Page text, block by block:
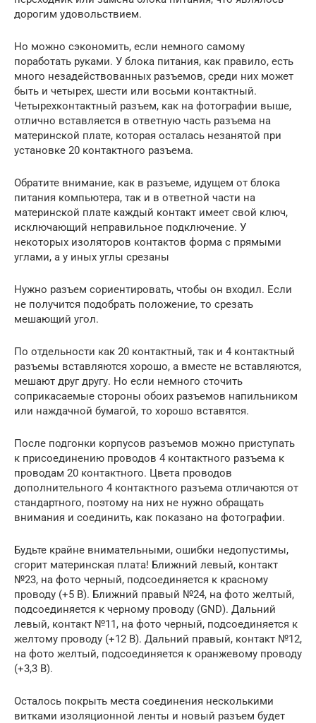
дорогим удовольствием.
Но можно сэкономить, если немного самому
поработать руками. У блока питания, как правило, есть
много незадействованных разъемов, среди них может
быть и четырех, шести или восьми контактный.
Четырехконтактный разъем, как на фотографии выше,
отлично вставляется в ответную часть разъема на
материнской плате, которая осталась незанятой при
установке 20 контактного разъема.
Обратите внимание, как в разъеме, идущем от блока
питания компьютера, так и в ответной части на
материнской плате каждый контакт имеет свой ключ,
исключающий неправильное подключение. У
некоторых изоляторов контактов форма с прямыми
углами, а у иных углы срезаны
Нужно разъем сориентировать, чтобы он входил. Если
не получится подобрать положение, то срезать
мешающий угол.
По отдельности как 20 контактный, так и 4 контактный
разъемы вставляются хорошо, а вместе не вставляются,
мешают друг другу. Но если немного сточить
соприкасаемые стороны обоих разъемов напильником
или наждачной бумагой, то хорошо вставятся.
После подгонки корпусов разъемов можно приступать
к присоединению проводов 4 контактного разъема к
проводам 20 контактного. Цвета проводов
дополнительного 4 контактного разъема отличаются от
стандартного, поэтому на них не нужно обращать
внимания и соединить, как показано на фотографии.
Будьте крайне внимательными, ошибки недопустимы,
сгорит материнская плата! Ближний левый, контакт
№23, на фото черный, подсоединяется к красному
проводу (+5 В). Ближний правый №24, на фото желтый,
подсоединяется к черному проводу (GND). Дальний
левый, контакт №11, на фото черный, подсоединяется к
желтому проводу (+12 В). Дальний правый, контакт №12,
на фото желтый, подсоединяется к оранжевому проводу
(+3,3 В).
Осталось покрыть места соединения несколькими
витками изоляционной ленты и новый разъем будет